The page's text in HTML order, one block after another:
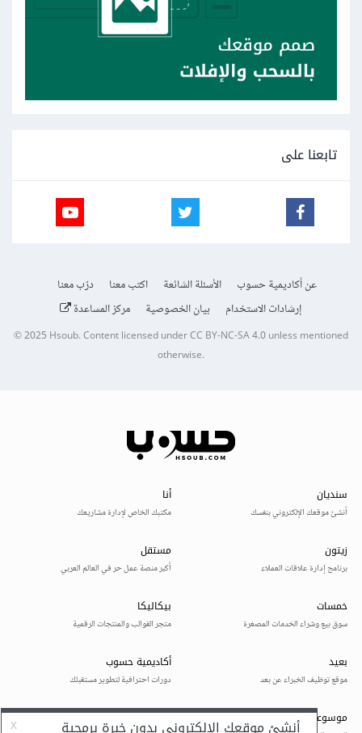
تابعنا على
عن أكاديمية حسوب الأسئلة الشائعة اكتب معنا
درّب معنا
إرشادات الاستخدام
بيان الخصوصية مركز المساعدة
© 2025Hsoub.Content licensed underCC BY-NC-SA 4.0unless mentioned
otherwise.